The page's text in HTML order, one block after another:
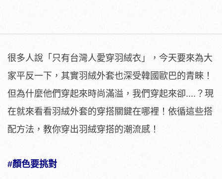
很多人說「只有台灣人愛穿羽絨衣」，今天要來為大
家平反一下，其實羽絨外套也深受韓國歐巴的青睞！
但為什麼他們穿起來時尚滿溢，我們穿起來卻....？現
在就來看看羽絨外套的穿搭關鍵在哪裡！依循這些搭
配方法，教你穿出羽絨穿搭的潮流感！
#顏色要挑對